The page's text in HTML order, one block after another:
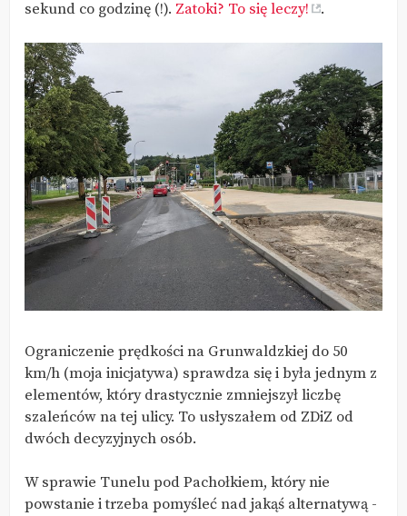
sekund co godzinę (!). Zatoki? To się leczy! .
Ograniczenie prędkości na Grunwaldzkiej do 50
km/h (moja inicjatywa) sprawdza się i była jednym z
elementów, który drastycznie zmniejszył liczbę
szaleńców na tej ulicy. To usłyszałem od ZDiZ od
dwóch decyzyjnych osób.
W sprawie Tunelu pod Pachołkiem, który nie
powstanie i trzeba pomyśleć nad jakąś alternatywą -